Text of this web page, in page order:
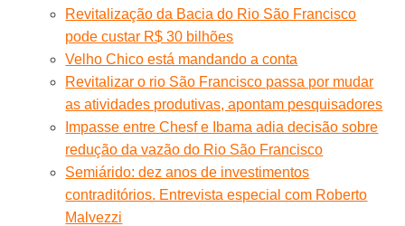
Revitalização da Bacia do Rio São Francisco
pode custar R$ 30 bilhões
Velho Chico está mandando a conta
Revitalizar o rio São Francisco passa por mudar
as atividades produtivas, apontam pesquisadores
Impasse entre Chesf e Ibama adia decisão sobre
redução da vazão do Rio São Francisco
Semiárido: dez anos de investimentos
contraditórios. Entrevista especial com Roberto
Malvezzi